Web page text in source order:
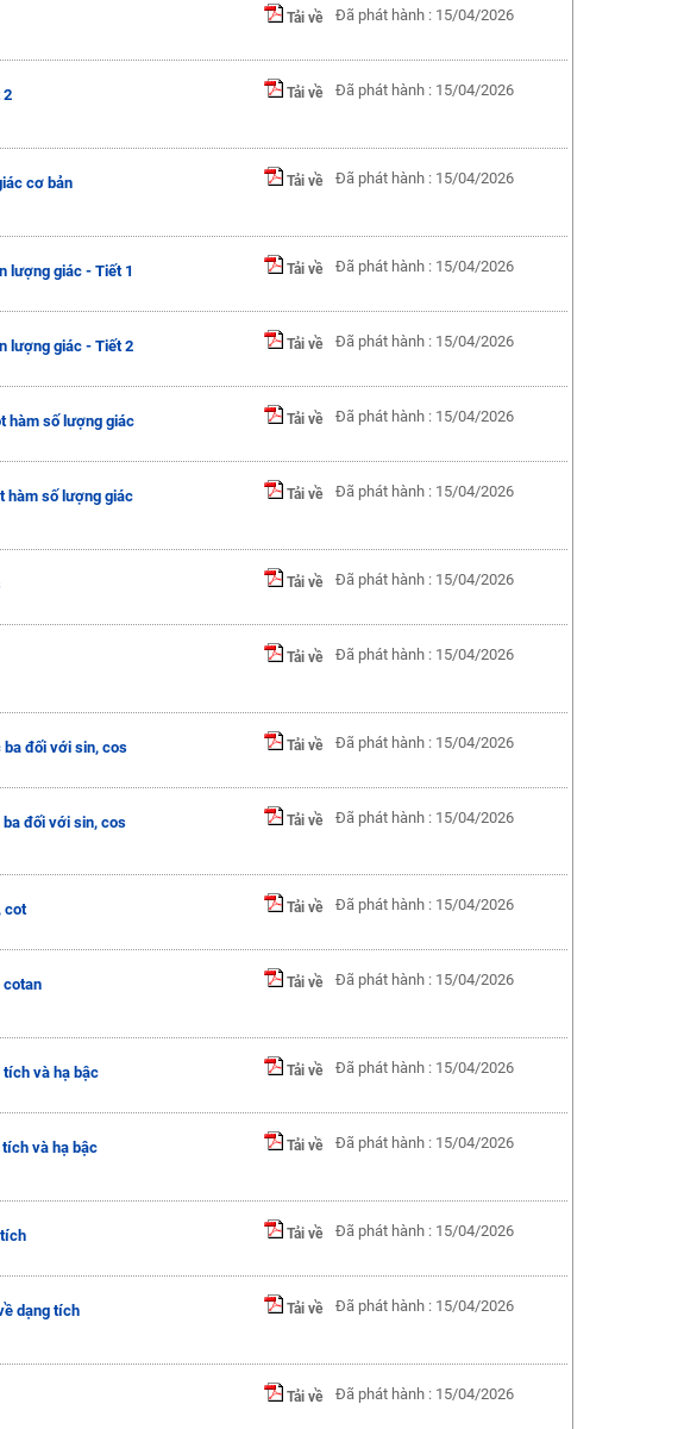
Tải về Đã phát hành : 15/04/2026
2 Tải về Đã phát hành : 15/04/2026
cơ bản Tải về Đã phát hành : 15/04/2026
lượng giác - Tiết 1 Tải về Đã phát hành : 15/04/2026
lượng giác - Tiết 2 Tải về Đã phát hành : 15/04/2026
hàm số lượng giác Tải về Đã phát hành : 15/04/2026
hàm số lượng giác Tải về Đã phát hành : 15/04/2026
Tải về Đã phát hành : 15/04/2026
Tải về Đã phát hành : 15/04/2026
ba đối với sin, cos Tải về Đã phát hành : 15/04/2026
đối với sin, cos Tải về Đã phát hành : 15/04/2026
cot Tải về Đã phát hành : 15/04/2026
cotan Tải về Đã phát hành : 15/04/2026
và hạ bậc Tải về Đã phát hành : 15/04/2026
và hạ bậc Tải về Đã phát hành : 15/04/2026
Tải về Đã phát hành : 15/04/2026
dạng tích Tải về Đã phát hành : 15/04/2026
Tải về Đã phát hành : 15/04/2026